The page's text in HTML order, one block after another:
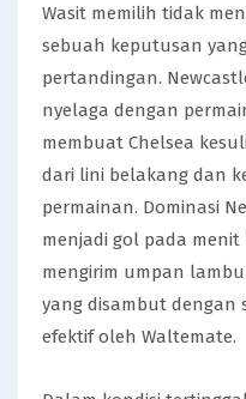
Wasit memilih tidak
sebuah keputusan
pertandingan.
nyelaga dengan
membuat Chelsea
dari lini belakang dan
permainan. Dominasi
menjadi gol pada menit
mengirim umpan
yang disambut
efektif oleh Waltemate.